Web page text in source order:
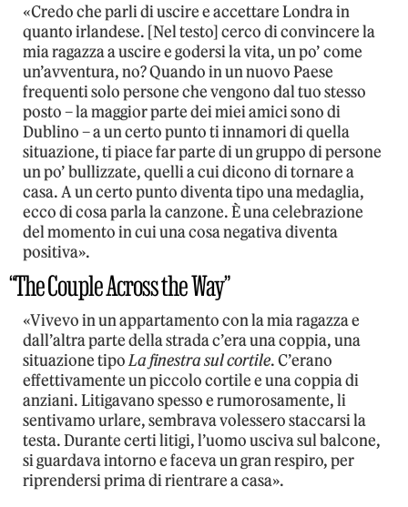
«Credo che parli di uscire e accettare Londra in
quanto irlandese. [Nel testo] cerco di convincere la
mia ragazza a uscire e godersi la vita, un po’ come
un’avventura, no? Quando in un nuovo Paese
frequenti solo persone che vengono dal tuo stesso
posto – la maggior parte dei miei amici sono di
Dublino – a un certo punto ti innamori di quella
situazione, ti piace far parte di un gruppo di persone
un po’ bullizzate, quelli a cui dicono di tornare a
casa. A un certo punto diventa tipo una medaglia,
ecco di cosa parla la canzone. È una celebrazione
del momento in cui una cosa negativa diventa
positiva».
“The Couple Across the Way”
«Vivevo in un appartamento con la mia ragazza e
dall’altra parte della strada c’era una coppia, una
situazione tipoLa finestra sul cortile. C’erano
effettivamente un piccolo cortile e una coppia di
anziani. Litigavano spesso e rumorosamente, li
sentivamo urlare, sembrava volessero staccarsi la
testa. Durante certi litigi, l’uomo usciva sul balcone,
si guardava intorno e faceva un gran respiro, per
riprendersi prima di rientrare a casa».